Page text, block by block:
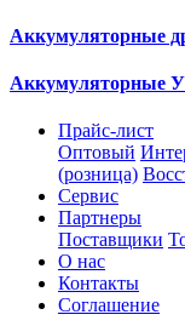
Аккумуляторные
Прайс-лист
Оптовый
(розница)
Сервис
Партнеры
Поставщики
О нас
Контакты
Соглашение